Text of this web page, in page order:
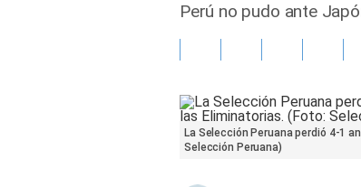
Perú no pudo ante
La Selección Peruana perdió 4-1
Selección Peruana)